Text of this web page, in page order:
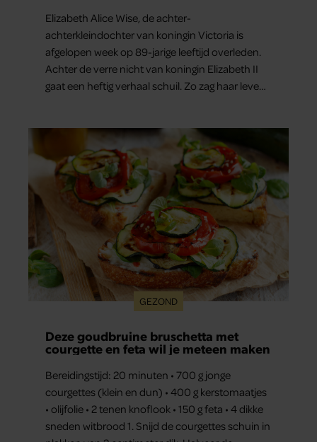
Elizabeth Alice Wise, de achter-
achterkleindochter van koningin Victoria is
afgelopen week op 89-jarige leeftijd overleden.
Achter de verre nicht van koningin Elizabeth II
gaat een heftig verhaal schuil. Zo zag haar leven
GEZOND
Deze goudbruine bruschetta met
courgette en feta wil je meteen maken
Bereidingstijd: 20 minuten • 700 g jonge
courgettes (klein en dun) • 400 g kerstomaatjes
• olijfolie • 2 tenen knoflook • 150 g feta • 4 dikke
sneden witbrood 1. Snijd de courgettes schuin in